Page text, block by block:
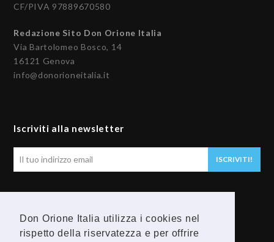
Don Orione Italia utilizza i cookies nel
rispetto della riservatezza e per offrire
CF/PIVA 97889670580
Redazione Sito Don Orione Italia
Via Bartolomeo Bosco, 14
16121 Genova
info@donorioneitalia.it
Iscriviti alla newsletter
ISCRIVITI!
F Y